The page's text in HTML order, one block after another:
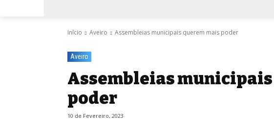
Início Aveiro Assembleias municipais querem mais poder
Aveiro
Assembleias
poder
10 de Fevereiro, 2023